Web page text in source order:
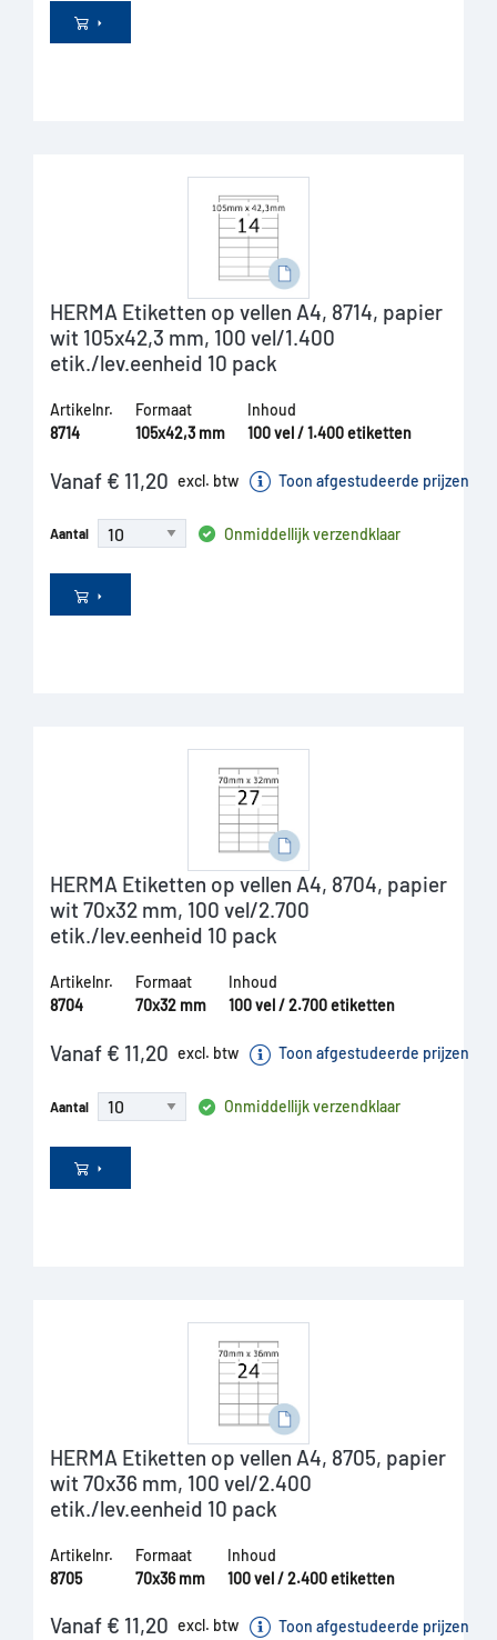
HERMA Etiketten op vellen A4, 8714, papier
wit 105x42,3 mm, 100 vel/1.400
etik./lev.eenheid 10 pack
Artikelnr.
8714
Formaat
105x42,3 mm
Inhoud
100 vel / 1.400 etiketten
Vanaf € 11,20 excl. btw Toon afgestudeerde prijzen
Aantal Onmiddellijk verzendklaar
HERMA Etiketten op vellen A4, 8704, papier
wit 70x32 mm, 100 vel/2.700
etik./lev.eenheid 10 pack
Artikelnr.
8704
Formaat
70x32 mm
Inhoud
100 vel / 2.700 etiketten
Vanaf € 11,20 excl. btw Toon afgestudeerde prijzen
Aantal Onmiddellijk verzendklaar
HERMA Etiketten op vellen A4, 8705, papier
wit 70x36 mm, 100 vel/2.400
etik./lev.eenheid 10 pack
Artikelnr.
8705
Formaat
70x36 mm
Inhoud
100 vel / 2.400 etiketten
Vanaf € 11,20 excl. btw Toon afgestudeerde prijzen